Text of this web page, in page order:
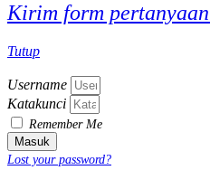
Kirim form
Tutup
Username
Katakunci
Remember Me
Masuk
Lost your password?